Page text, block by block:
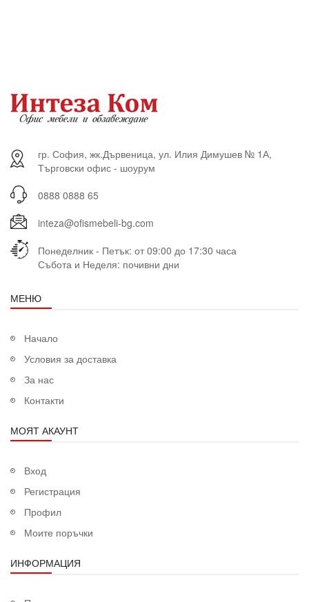
гр. София, жк.Дървеница, ул. Илия Димушев № 1А,
Търговски офис - шоурум
0888 0888 65
inteza@ofismebeli-bg.com
Понеделник - Петък: от 09:00 до 17:30 часа
Събота и Неделя: почивни дни
МЕНЮ
Начало
Условия за доставка
За нас
Контакти
МОЯТ АКАУНТ
Вход
Регистрация
Профил
Моите поръчки
ИНФОРМАЦИЯ